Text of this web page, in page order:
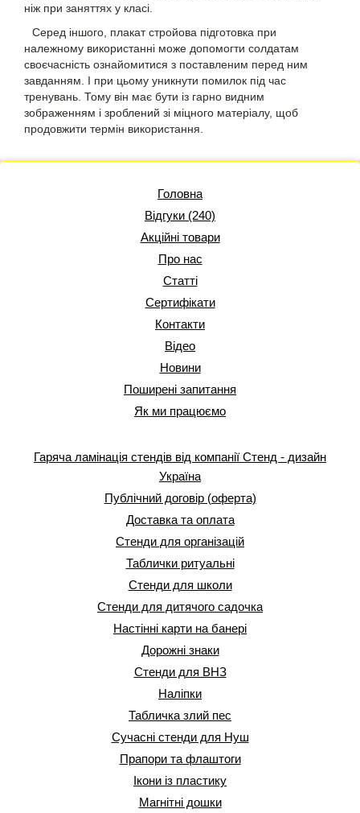
ніж при заняттях у класі.
Серед іншого, плакат стройова підготовка при
належному використанні може допомогти солдатам
своєчасність ознайомитися з поставленим перед ним
завданням. І при цьому уникнути помилок під час
тренувань. Тому він має бути із гарно видним
зображенням і зроблений зі міцного матеріалу, щоб
продовжити термін використання.
Головна
Відгуки (240)
Акційні товари
Про нас
Статті
Сертифікати
Контакти
Відео
Новини
Поширені запитання
Як ми працюємо
Гаряча ламінація стендів від компанії Стенд - дизайн
Україна
Публічний договір (оферта)
Доставка та оплата
Стенди для організацій
Таблички ритуальні
Стенди для школи
Стенди для дитячого садочка
Настінні карти на банері
Дорожні знаки
Стенди для ВНЗ
Наліпки
Табличка злий пес
Сучасні стенди для Нуш
Прапори та флаштоги
Ікони із пластику
Магнітні дошки